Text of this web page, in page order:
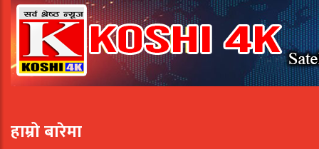
हाम्रो बारेमा